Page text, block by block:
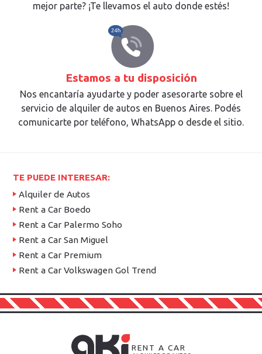
mejor parte? ¡Te llevamos el auto donde estés!
Estamos a tu disposición
Nos encantaría ayudarte y poder asesorarte sobre el
servicio de alquiler de autos en Buenos Aires. Podés
comunicarte por teléfono, WhatsApp o desde el sitio.
TE PUEDE INTERESAR:
Alquiler de Autos
Rent a Car Boedo
Rent a Car Palermo Soho
Rent a Car San Miguel
Rent a Car Premium
Rent a Car Volkswagen Gol Trend
RENT A CAR